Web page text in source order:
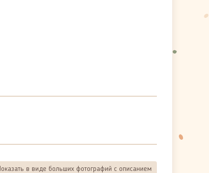
Показать в виде больших фотографий с описанием